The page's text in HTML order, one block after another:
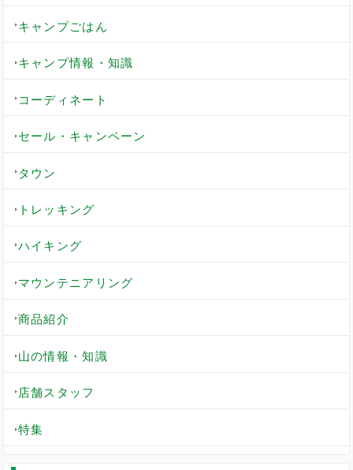
キャンプごはん
キャンプ情報・知識
コーディネート
セール・キャンペーン
タウン
トレッキング
ハイキング
マウンテニアリング
商品紹介
山の情報・知識
店舗スタッフ
特集